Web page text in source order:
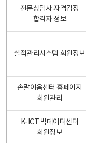
전문상담사 자격검정
합격자 정보
실적관리시스템 회원정보
손말이음센터 홈페이지
회원관리
K-ICT 빅데이터센터
회원정보